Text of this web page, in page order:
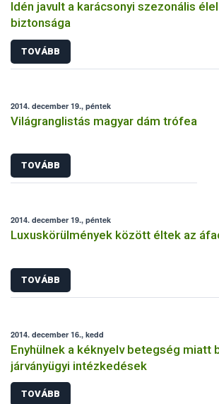
Idén javult a karácsonyi szezonális
biztonsága
TOVÁBB
2014. december 19., péntek
Világranglistás magyar dám trófea
TOVÁBB
2014. december 19., péntek
Luxuskörülmények között éltek az
TOVÁBB
2014. december 16., kedd
Enyhülnek a kéknyelv betegség miatt
járványügyi intézkedések
TOVÁBB